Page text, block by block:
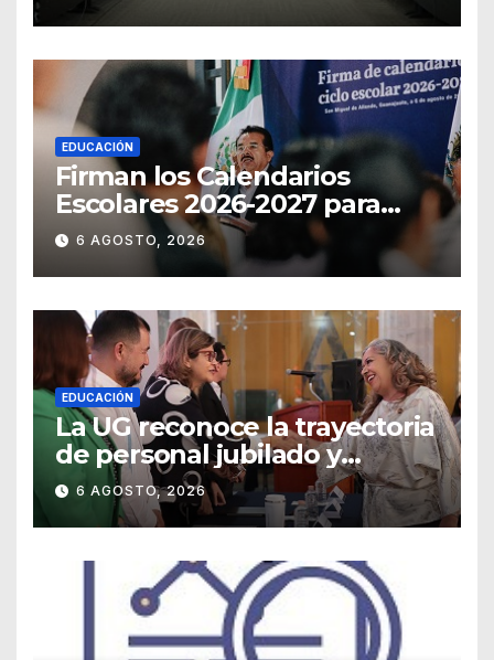
EDUCACIÓN
Firman los Calendarios
Escolares 2026-2027 para
Guanajuato
6 AGOSTO, 2026
EDUCACIÓN
La UG reconoce la trayectoria
de personal jubilado y
agradece su legado
6 AGOSTO, 2026